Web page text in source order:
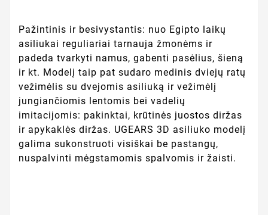
Pažintinis ir besivystantis: nuo Egipto laikų
asiliukai reguliariai tarnauja žmonėms ir
padeda tvarkyti namus, gabenti pasėlius, šieną
ir kt. Modelį taip pat sudaro medinis dviejų ratų
vežimėlis su dvejomis asiliuką ir vežimėlį
jungiančiomis lentomis bei vadelių
imitacijomis: pakinktai, krūtinės juostos diržas
ir apykaklės diržas. UGEARS 3D asiliuko modelį
galima sukonstruoti visiškai be pastangų,
nuspalvinti mėgstamomis spalvomis ir žaisti.